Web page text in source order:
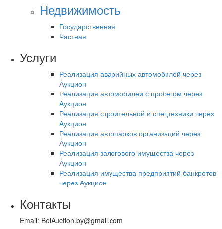
Недвижимость
Государственная
Частная
Услуги
Реализация аварийных автомобилей через
Аукцион
Реализация автомобилей с пробегом через
Аукцион
Реализация строительной и спецтехники через
Аукцион
Реализация автопарков организаций через
Аукцион
Реализация залогового имущества через
Аукцион
Реализация имущества предприятий банкротов
через Аукцион
Контакты
Email: BelAuction.by@gmail.com